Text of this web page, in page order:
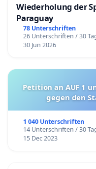
Wiederholung der
Paraguay
78 Unterschriften
26 Unterschriften / 30
30 Jun 2026
Petition an AUF 1
gegen den
1 040 Unterschriften
14 Unterschriften / 30
15 Dec 2023